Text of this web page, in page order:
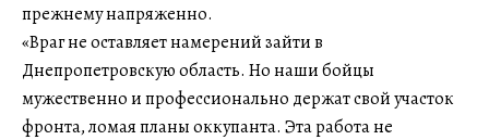
прежнему напряженно.
«Враг не оставляет намерений зайти в
Днепропетровскую область. Но наши бойцы
мужественно и профессионально держат свой участок
фронта, ломая планы оккупанта. Эта работа не